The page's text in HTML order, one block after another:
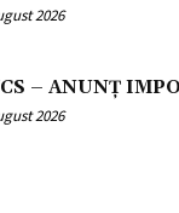
2026
– ANUNȚ
2026